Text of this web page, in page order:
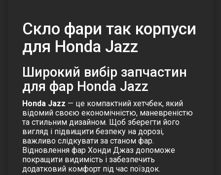
Скло фари так корпуси
для Honda Jazz
Широкий вибір запчастин
для фар Honda Jazz
Honda Jazz — це компактний хетчбек, який
відомий своєю економічністю, маневреністю
та стильним дизайном. Щоб зберегти його
вигляд і підвищити безпеку на дорозі,
важливо слідкувати за станом фар.
Відновлення фар Хонди Джаз допоможе
покращити видимість і забезпечить
додатковий комфорт під час поїздок.